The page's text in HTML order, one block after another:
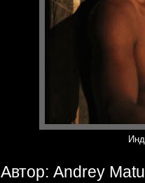
Автор: Andrey